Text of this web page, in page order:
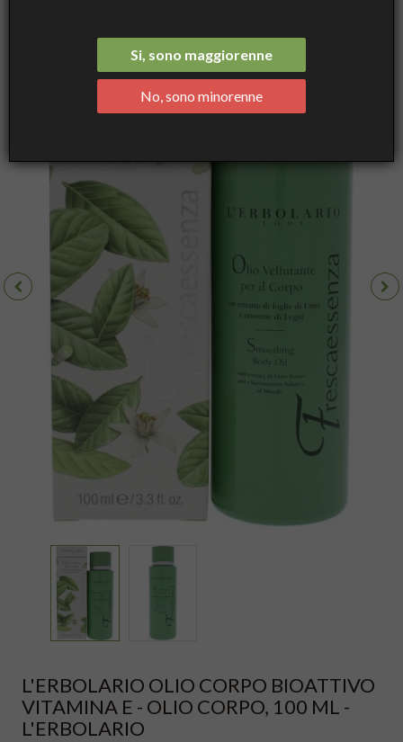
L'ERBOLARIO OLIO CORPO BIOATTIVO
VITAMINA E - OLIO CORPO, 100 ML -
L'ERBOLARIO
Si, sono maggiorenne
No, sono minorenne